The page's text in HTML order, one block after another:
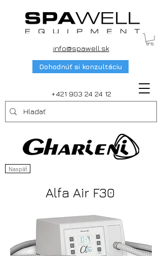
+421 903 24 24 12
info@spawell.sk
Dohodnúť si konzultáciu
Naspäť
Alfa Air F30